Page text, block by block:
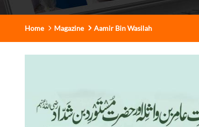
Home Magazine Aamir Bin Wasilah